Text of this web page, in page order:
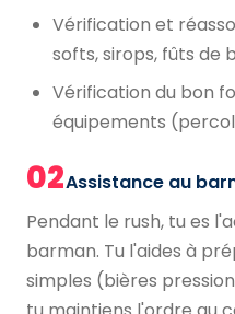
Vérification et
softs, sirops, fûts de
Vérification du bon
équipements
02Assistance au
Pendant le rush, tu es
barman. Tu l'aides à
simples (bières